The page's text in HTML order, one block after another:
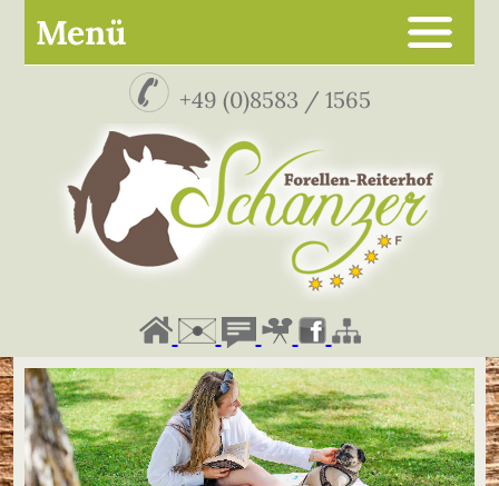
+49 (0)8583 / 1565
Menü